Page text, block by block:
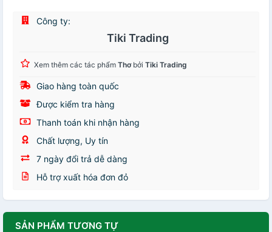
Công ty:
Tiki Trading
Xem thêm các tác phẩm Thơbởi Tiki Trading
Giao hàng toàn quốc
Được kiểm tra hàng
Thanh toán khi nhận hàng
Chất lượng, Uy tín
7 ngày đổi trả dễ dàng
Hỗ trợ xuất hóa đơn đỏ
SẢN PHẨM TƯƠNG TỰ